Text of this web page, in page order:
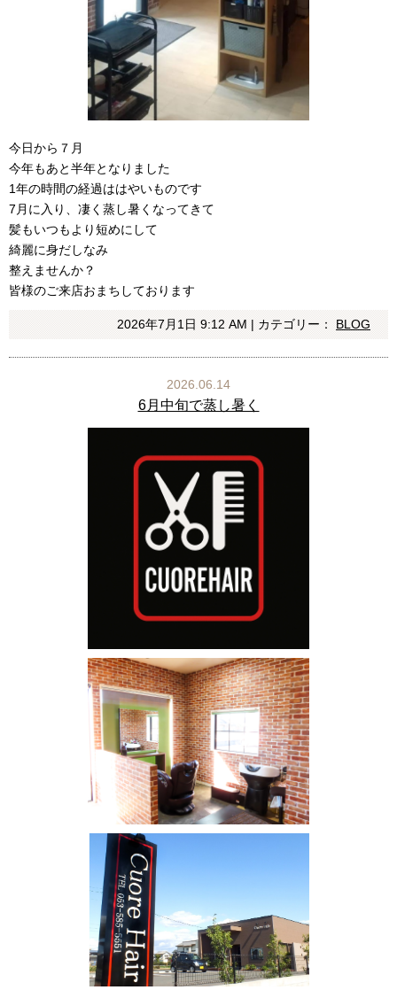
今日から７月
今年もあと半年となりました
1年の時間の経過ははやいものです
7月に入り、凄く蒸し暑くなってきて
髪もいつもより短めにして
綺麗に身だしなみ
整えませんか？
皆様のご来店おまちしております
2026年7月1日 9:12 AM | カテゴリー：BLOG
2026.06.14
6月中旬で蒸し暑く